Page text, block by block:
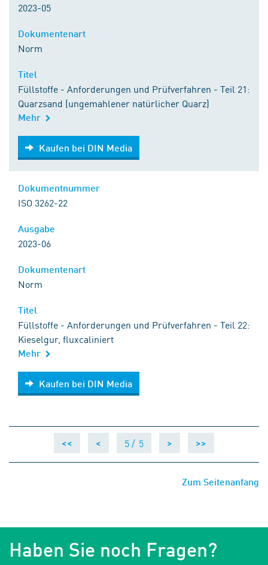
2023-05
Norm
Füllstoffe - Anforderungen und Prüfverfahren - Teil 21:
Quarzsand (ungemahlener natürlicher Quarz)
Mehr
Kaufen bei DIN Media
Kaufen bei DIN Media
ISO 3262-22
2023-06
Norm
Füllstoffe - Anforderungen und Prüfverfahren - Teil 22:
Kieselgur, fluxcaliniert
Mehr
Kaufen bei DIN Media
Kaufen bei DIN Media
<< < 5 / 5 > >>
Zum Seitenanfang
Haben Sie noch Fragen?